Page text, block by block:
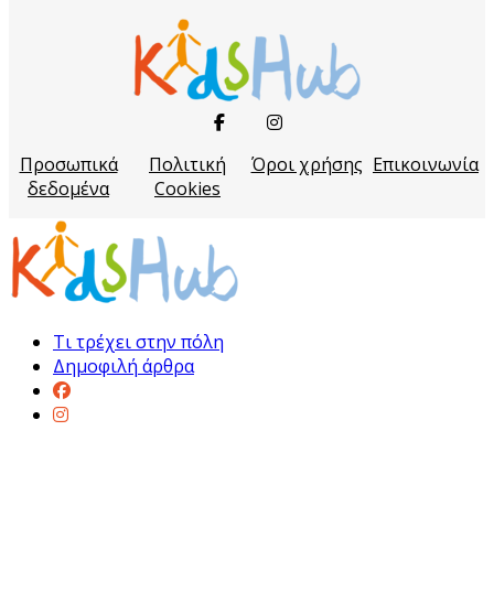
Προσωπικά
δεδομένα
Πολιτική
Cookies
Όροι χρήσης Επικοινωνία
Τι τρέχει στην πόλη
Δημοφιλή άρθρα